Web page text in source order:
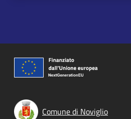
Comune di Noviglio